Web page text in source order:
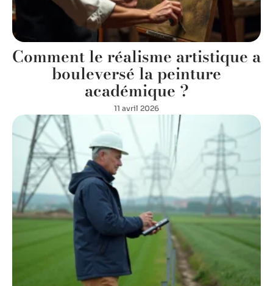
Comment le réalisme artistique a
bouleversé la peinture
académique ?
11 avril 2026